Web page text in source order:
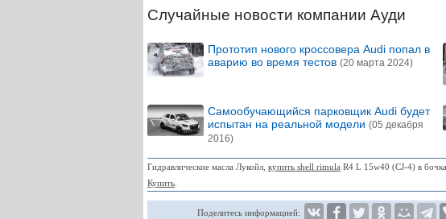
Случайные новости компании Ауди
Прототип нового кроссовера Audi попал в
аварию во время тестов (20 марта 2024)
Самообучающийся парковщик Audi будет
испытан на реальной модели (05 декабря
2016)
Гидравлические масла Лукойл, купить shell rimula R4 L 15w40 (CJ-4) в
Купить
Поделитесь информацией: